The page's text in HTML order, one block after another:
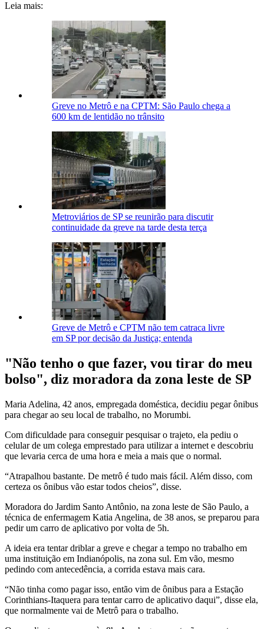
Leia mais:
Greve no Metrô e na CPTM: São Paulo chega a
600 km de lentidão no trânsito
Metroviários de SP se reunirão para discutir
continuidade da greve na tarde desta terça
Greve de Metrô e CPTM não tem catraca livre
em SP por decisão da Justiça; entenda
"Não tenho o que fazer, vou tirar do meu
bolso", diz moradora da zona leste de SP
Maria Adelina, 42 anos, empregada doméstica, decidiu pegar ônibus
para chegar ao seu local de trabalho, no Morumbi.
Com dificuldade para conseguir pesquisar o trajeto, ela pediu o
celular de um colega emprestado para utilizar a internet e descobriu
que levaria cerca de uma hora e meia a mais que o normal.
“Atrapalhou bastante. De metrô é tudo mais fácil. Além disso, com
certeza os ônibus vão estar todos cheios”, disse.
Moradora do Jardim Santo Antônio, na zona leste de São Paulo, a
técnica de enfermagem Katia Angelina, de 38 anos, se preparou para
pedir um carro de aplicativo por volta de 5h.
A ideia era tentar driblar a greve e chegar a tempo no trabalho em
uma instituição em Indianópolis, na zona sul. Em vão, mesmo
pedindo com antecedência, a corrida estava mais cara.
“Não tinha como pagar isso, então vim de ônibus para a Estação
Corinthians-Itaquera para tentar carro de aplicativo daqui”, disse ela,
que normalmente vai de Metrô para o trabalho.